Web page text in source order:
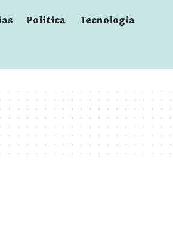
Politica Tecnologia